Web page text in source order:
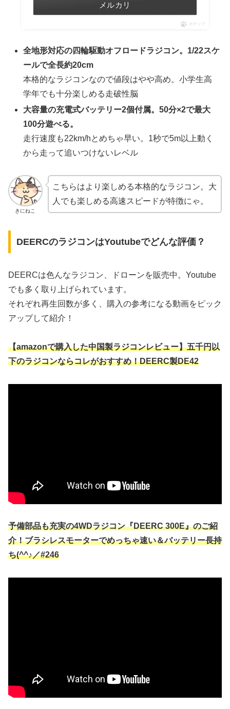
メルカリ
ポチップ
全地形対応の四輪駆動オフロードラジコン。1/22スケ
ールで全長約20cm
本格的なラジコンなので値段はやや高め。小学生高
学年でも十分楽しめる走破性脳
大容量の充電式バッテリー2個付属。50分×2で最大
100分遊べる。
走行速度も22km/hとめちゃ早い。1秒で5m以上動く
から走って追いつけないレベル
きにねこ
こちらはより楽しめる本格的なラジコン。大
人でも楽しめる高速スピードが特徴にゃ。
DEERCのラジコンはYoutubeでどんな評価？
DEERCは色んなラジコン、ドローンを販売中。Youtube
でも多く取り上げられています。
それぞれ再生回数が多く、購入の参考になる動画をピック
アップして紹介！
【amazonで購入した中国製ラジコンレビュー】五千円以
下のラジコンならコレがおすすめ！DEERC製DE42
予備部品も充実の4WDラジコン『DEERC 300E』のご紹
介！ブラシレスモーターでめっちゃ速い＆バッテリー長持
ち(^^♪／#246